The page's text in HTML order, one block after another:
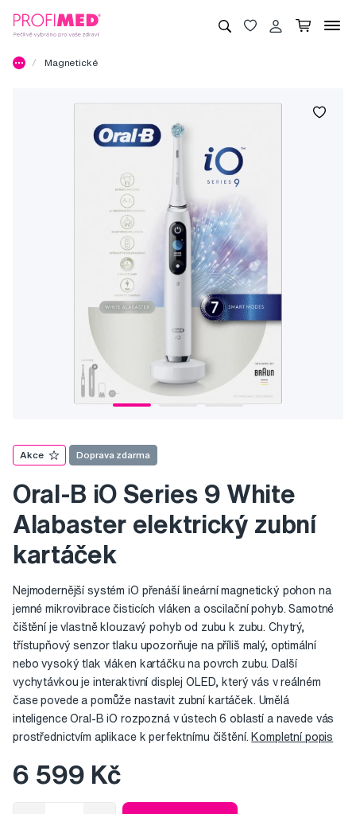
Magnetické
Akce Doprava zdarma
Oral-B iO Series 9 White
Alabaster elektrický zubní
kartáček
Nejmodernější systém iO přenáší lineární magnetický pohon na
jemné mikrovibrace čisticích vláken a oscilační pohyb. Samotné
čištění je vlastně klouzavý pohyb od zubu k zubu. Chytrý,
třístupňový senzor tlaku upozorňuje na příliš malý, optimální
nebo vysoký tlak vláken kartáčku na povrch zubu. Další
vychytávkou je interaktivní displej OLED, který vás v reálném
čase povede a pomůže nastavit zubní kartáček. Umělá
inteligence Oral-B iO rozpozná v ústech 6 oblastí a navede vás
prostřednictvím aplikace k perfektnímu čištění. Kompletní popis
6 599 Kč